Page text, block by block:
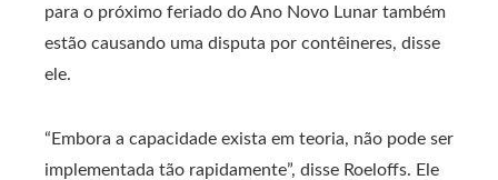
para o próximo feriado do Ano Novo Lunar também
estão causando uma disputa por contêineres, disse
ele.
“Embora a capacidade exista em teoria, não pode ser
implementada tão rapidamente”, disse Roeloffs. Ele